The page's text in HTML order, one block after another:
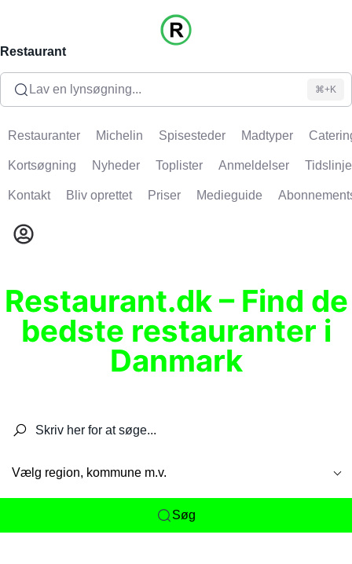
Restaurant
Lav en lynsøgning... ⌘+K
Restauranter Michelin Spisesteder Madtyper
Kortsøgning Nyheder Toplister Anmeldelser Tidslinje
Kontakt Bliv oprettet Priser Medieguide
Restaurant.dk – Find de
bedste restauranter i
Danmark
Vælg region, kommune m.v.
Søg